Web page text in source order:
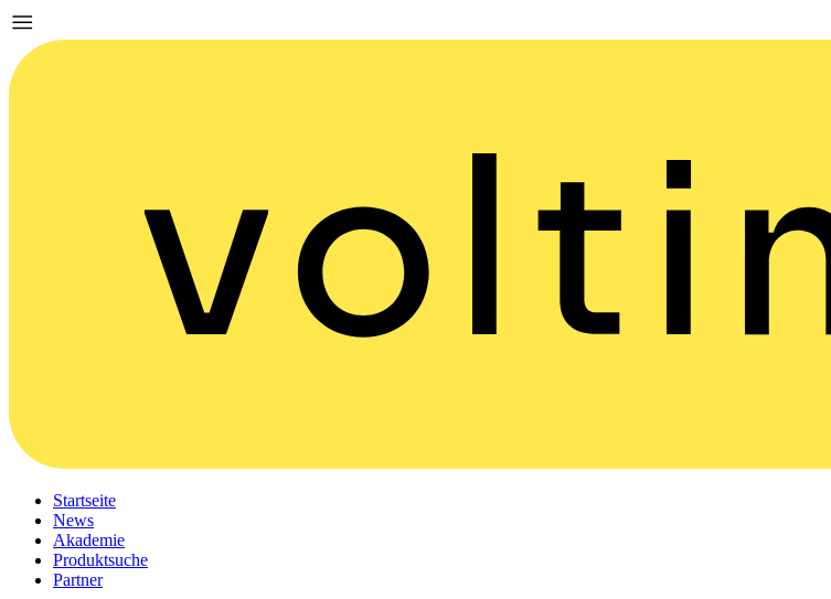
Startseite
News
Akademie
Produktsuche
Partner